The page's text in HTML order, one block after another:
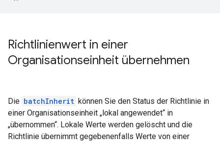
Richtlinienwert in einer
Organisationseinheit übernehmen
Die batchInherit können Sie den Status der Richtlinie in
einer Organisationseinheit „lokal angewendet“ in
„übernommen“. Lokale Werte werden gelöscht und die
Richtlinie übernimmt gegebenenfalls Werte von einer